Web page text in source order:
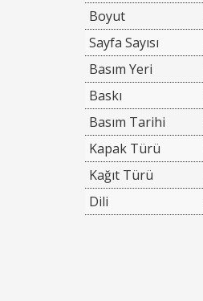
Boyut
Sayfa Sayısı
Basım Yeri
Baskı
Basım Tarihi
Kapak Türü
Kağıt Türü
Dili